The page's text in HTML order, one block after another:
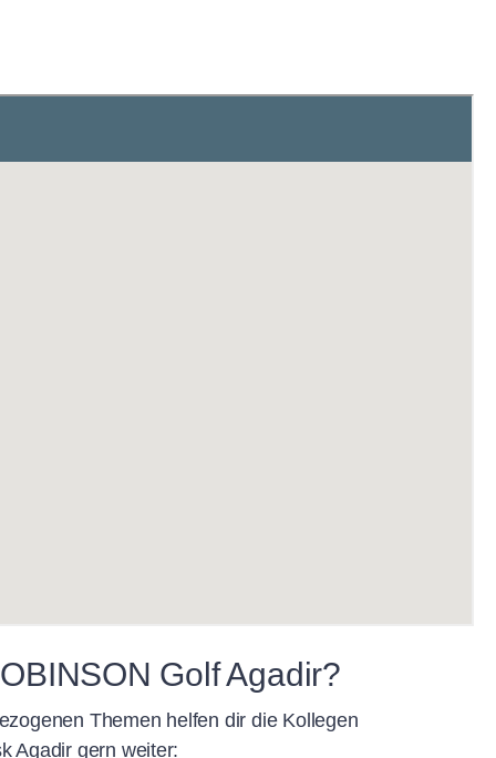
Golf Agadir?
Themen helfen dir die Kollegen
Agadir gern weiter: